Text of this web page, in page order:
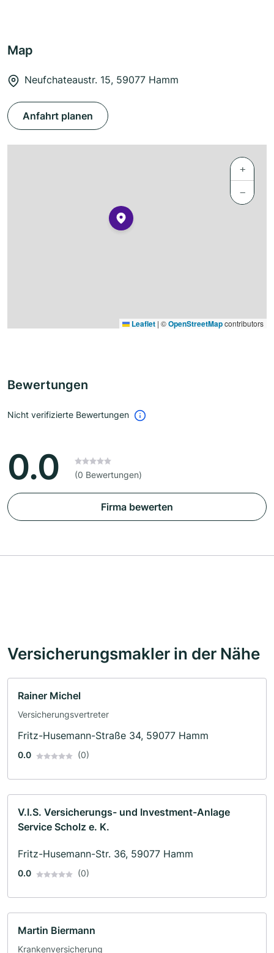
Map
Neufchateaustr. 15, 59077 Hamm
Anfahrt planen
+
−
Leaflet | ©OpenStreetMapcontributors
Bewertungen
Nicht verifizierte Bewertungen
0.0 (0 Bewertungen)
Firma bewerten
Versicherungsmakler in der Nähe
Rainer Michel
Versicherungsvertreter
Fritz-Husemann-Straße 34, 59077 Hamm
0.0 (0)
V.I.S. Versicherungs- und Investment-Anlage
Service Scholz e. K.
Fritz-Husemann-Str. 36, 59077 Hamm
0.0 (0)
Martin Biermann
Krankenversicherung